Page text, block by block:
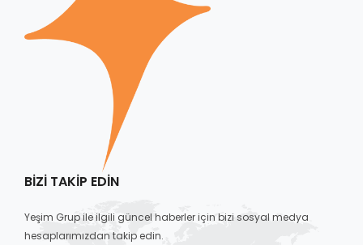
BIZI TAKIP EDIN
Yeşim Grup ile ilgili güncel haberler için bizi sosyal medya
hesaplarımızdan takip edin.